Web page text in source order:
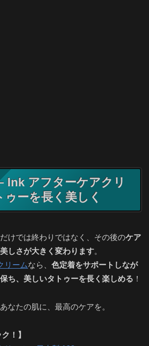
Ink アフターケアクリ
ーを長く美しく
けでは終わりではなく、その後のケア
しさが大きく変わります。
リームなら、 色定着をサポートしなが
ち、美しいタトゥーを長く楽しめる ！
なたの肌に、最高のケアを。
！】